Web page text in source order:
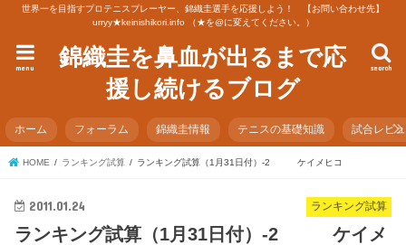
世界一を目指すプロテニスプレーヤー、錦織圭選手を応援しよう！ 【お問い合わせ先】
urryy★keinishikori.info （★を@に変えてください。）
錦織圭を鼻血が出るまで応
援し続けるブログ
search
menu
ホーム フォーラム 錦織圭情報 テニスの基礎知識 試合レビ
HOME ランキング試算 ランキング試算（1月31日付）-2 ケイメヒコ
ランキング試算
2011.01.24
ランキング試算（1月31日付）-2 ケイメ